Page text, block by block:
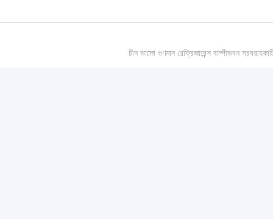
চীন ভালো গুণমান রেফ্রিজারেন্স বাষ্পীভবন